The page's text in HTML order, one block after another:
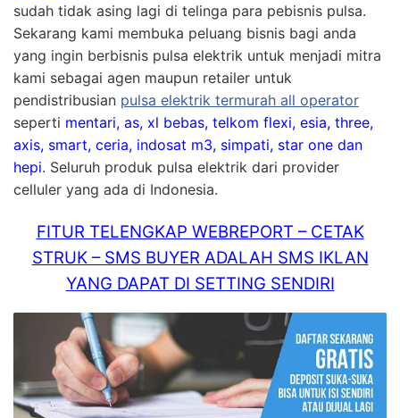
sudah tidak asing lagi di telinga para pebisnis pulsa.
Sekarang kami membuka peluang bisnis bagi anda
yang ingin berbisnis pulsa elektrik untuk menjadi mitra
kami sebagai agen maupun retailer untuk
pendistribusian pulsa elektrik termurah all operator
seperti mentari, as, xl bebas, telkom flexi, esia, three,
axis, smart, ceria, indosat m3, simpati, star one dan
hepi. Seluruh produk pulsa elektrik dari provider
celluler yang ada di Indonesia.
FITUR TELENGKAP WEBREPORT – CETAK
STRUK – SMS BUYER ADALAH SMS IKLAN
YANG DAPAT DI SETTING SENDIRI